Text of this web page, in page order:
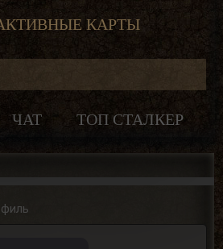
КАРТЫ
ЧАТ ТОП СТАЛКЕР